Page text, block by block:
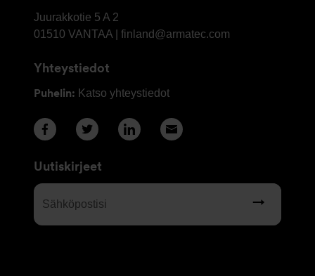
OY
Armatec
AB
Juurakkotie 5 A 2
01510 VANTAA | finland@armatec.com
Yhteystiedot
Puhelin: Katso yhteystiedot
Uutiskirjeet
Sähköpostisi
(Required)